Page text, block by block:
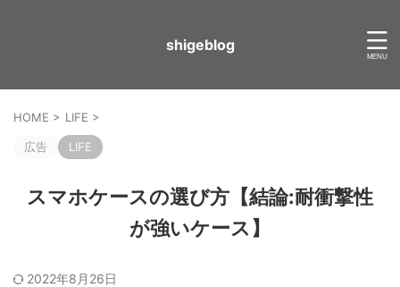
shigeblog
HOME > LIFE >
広告 LIFE
スマホケースの選び方【結論:耐衝撃性
が強いケース】
2022年8月26日